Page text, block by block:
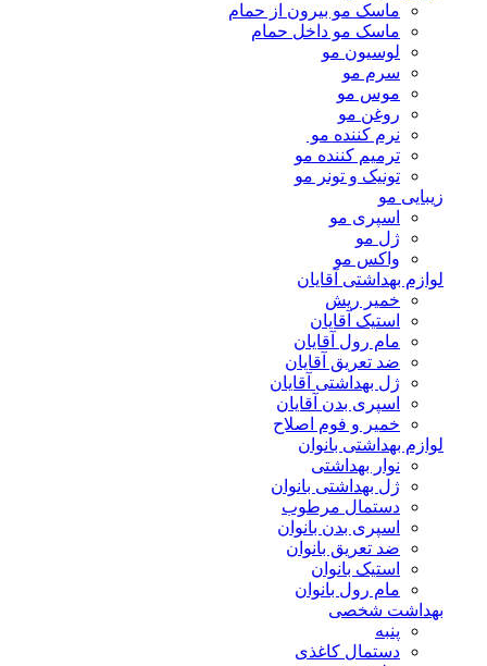
ماسک مو بیرون از حمام
ماسک مو داخل حمام
لوسیون مو
سرم مو
موس مو
روغن مو
نرم کننده مو
ترمیم کننده مو
تونیک و تونر مو
زیبایی مو
اسپری مو
ژل مو
واکس مو
لوازم بهداشتی آقایان
خمیر ریش
استیک آقایان
مام رول آقایان
ضد تعریق آقایان
ژل بهداشتی آقایان
اسپری بدن آقایان
خمیر و فوم اصلاح
لوازم بهداشتی بانوان
نوار بهداشتی
ژل بهداشتی بانوان
دستمال مرطوب
اسپری بدن بانوان
ضد تعریق بانوان
استیک بانوان
مام رول بانوان
بهداشت شخصی
پنبه
دستمال کاغذی